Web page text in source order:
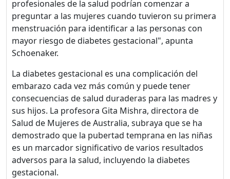
profesionales de la salud podrían comenzar a
preguntar a las mujeres cuando tuvieron su primera
menstruación para identificar a las personas con
mayor riesgo de diabetes gestacional", apunta
Schoenaker.
La diabetes gestacional es una complicación del
embarazo cada vez más común y puede tener
consecuencias de salud duraderas para las madres y
sus hijos. La profesora Gita Mishra, directora de
Salud de Mujeres de Australia, subraya que se ha
demostrado que la pubertad temprana en las niñas
es un marcador significativo de varios resultados
adversos para la salud, incluyendo la diabetes
gestacional.